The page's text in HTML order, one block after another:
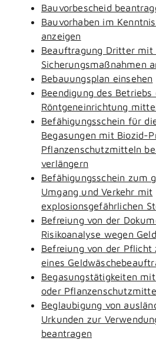
Bauvorbescheid
Bauvorhaben im
anzeigen
Beauftragung Dritter mit
Sicherungsmaßnahmen
Bebauungsplan einsehen
Beendigung des Betriebs
Röntgeneinrichtung
Befähigungsschein für
Begasungen mit Biozid-
Pflanzenschutzmitteln
verlängern
Befähigungsschein zum
Umgang und Verkehr mit
explosionsgefährlichen
Befreiung von der
Risikoanalyse wegen
Befreiung von der Pflicht
eines
Begasungstätigkeiten
oder
Beglaubigung von
Urkunden zur
beantragen